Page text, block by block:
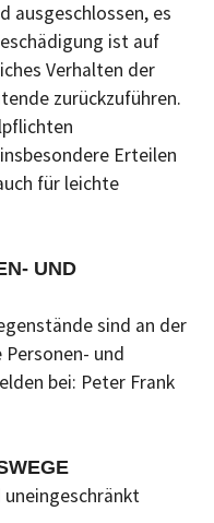
ausgeschlossen, es
ist auf
Verhalten der
zurückzuführen.
Erteilen
für leichte
UND
sind an der
und
bei: Peter Frank